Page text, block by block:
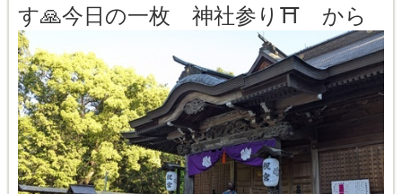
す🙏今日の一枚 神社参り⛩️ から